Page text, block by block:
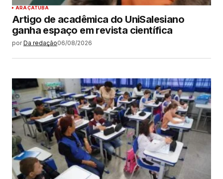
ARAÇATUBA
Artigo de acadêmica do UniSalesiano
ganha espaço em revista científica
por Da redação06/08/2026